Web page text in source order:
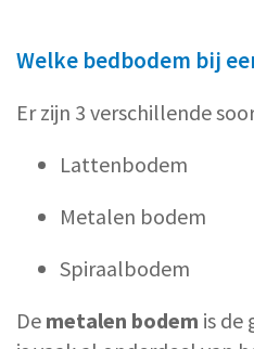
Welke bedbodem bij
Er zijn 3 verschillende
Lattenbodem
Metalen bodem
Spiraalbodem
De metalen bodem is de